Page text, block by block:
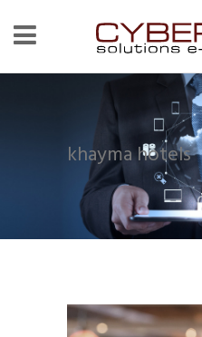
khayma hotels